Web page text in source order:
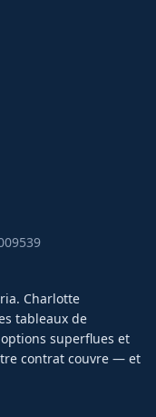
Charlotte
tableaux de
superflues et
contrat couvre — et